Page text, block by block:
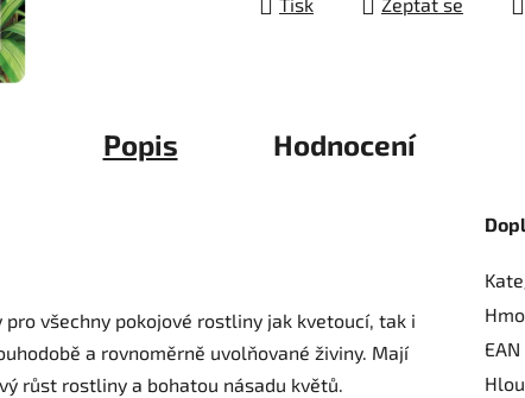
Popis Hodnocení
všechny pokojové rostliny jak kvetoucí, tak i
a rovnoměrně uvolňované živiny. Mají
růst rostliny a bohatou násadu květů.
EAN